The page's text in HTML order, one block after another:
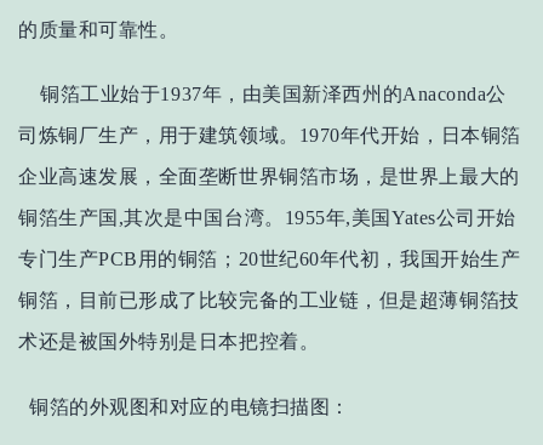
的质量和可靠性。
铜箔工业始于1937年，由美国新泽西州的Anaconda公
司炼铜厂生产，用于建筑领域。1970年代开始，日本铜箔
企业高速发展，全面垄断世界铜箔市场，是世界上最大的
铜箔生产国,其次是中国台湾。1955年,美国Yates公司开始
专门生产PCB用的铜箔；20世纪60年代初，我国开始生产
铜箔，目前已形成了比较完备的工业链，但是超薄铜箔技
术还是被国外特别是日本把控着。
铜箔的外观图和对应的电镜扫描图：